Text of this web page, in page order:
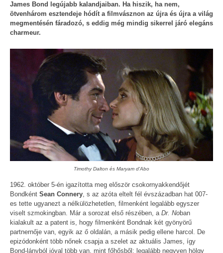
James Bond legújabb kalandjaiban. Ha hiszik, ha nem,
ötvenhárom esztendeje hódít a filmvásznon az újra és újra a világ
megmentésén fáradozó, s eddig még mindig sikerrel járó elegáns
charmeur.
Timothy Dalton és Maryam d'Abo
1962. október 5-én igazította meg először csokornyakkendőjét
Bondként Sean Connery , s az azóta eltelt fél évszázadban hat 007-
es tette ugyanezt a nélkülözhetetlen, filmenként legalább egyszer
viselt szmokingban. Már a sorozat első részében, a Dr. Noban
kialakult az a patent is, hogy filmenként Bondnak két gyönyörű
partnernője van, egyik az ő oldalán, a másik pedig ellene harcol. De
epizódonként több nőnek csapja a szelet az aktuális James, így
Bond-lányból jóval több van, mint főhősből: legalább negyven hölgy